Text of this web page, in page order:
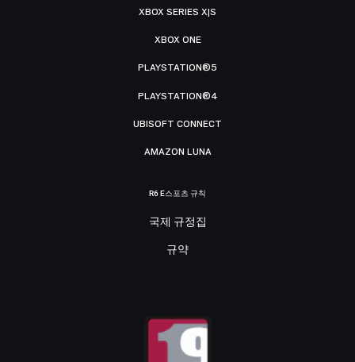
XBOX SERIES X|S
XBOX ONE
PLAYSTATION®5
PLAYSTATION®4
UBISOFT CONNECT
AMAZON LUNA
R6 E스포츠 규칙
국제 규정집
규약